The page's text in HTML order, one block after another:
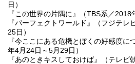
日）
『この世界の片隅に』（TBS系／2018
『パーフェクトワールド』（フジテレ
25日）
『今ここにある危機とぼくの好感度に
年4月24日～5月29日）
『あのときキスしておけば』（テレ